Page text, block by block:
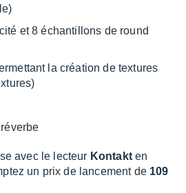
et 8 échan­tillons de round
la créa­tion de textures
avec le lecteur Kontakten
un prix de lance­ment de 109